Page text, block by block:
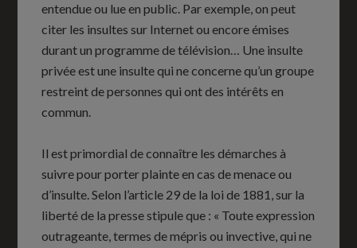
entendue ou lue en public. Par exemple, on peut
citer les insultes sur Internet ou encore émises
durant un programme de télévision… Une insulte
privée est une insulte qui ne concerne qu’un groupe
restreint de personnes qui ont des intérêts en
commun.
Il est primordial de connaître les démarches à
suivre pour porter plainte en cas de menace ou
d’insulte. Selon l’article 29 de la loi de 1881, sur la
liberté de la presse stipule que : « Toute expression
outrageante, termes de mépris ou invective, qui ne